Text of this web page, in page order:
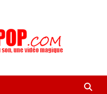
sur Lyon. rock pop concert